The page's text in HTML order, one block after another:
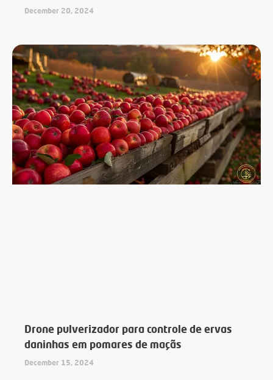
December 20, 2024
Drone pulverizador para controle de ervas
daninhas em pomares de maçãs
December 15, 2024